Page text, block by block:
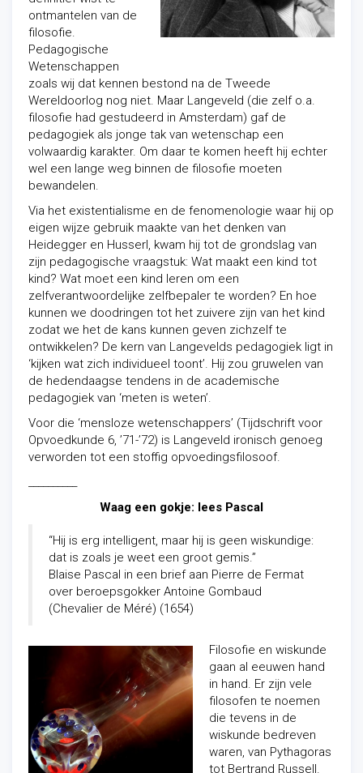
ontmantelen van de
filosofie.
Pedagogische
Wetenschappen
zoals wij dat kennen bestond na de Tweede
Wereldoorlog nog niet. Maar Langeveld (die zelf o.a.
filosofie had gestudeerd in Amsterdam) gaf de
pedagogiek als jonge tak van wetenschap een
volwaardig karakter. Om daar te komen heeft hij echter
wel een lange weg binnen de filosofie moeten
bewandelen.
Via het existentialisme en de fenomenologie waar hij op
eigen wijze gebruik maakte van het denken van
Heidegger en Husserl, kwam hij tot de grondslag van
zijn pedagogische vraagstuk: Wat maakt een kind tot
kind? Wat moet een kind leren om een
zelfverantwoordelijke zelfbepaler te worden? En hoe
kunnen we doodringen tot het zuivere zijn van het kind
zodat we het de kans kunnen geven zichzelf te
ontwikkelen? De kern van Langevelds pedagogiek ligt in
‘kijken wat zich individueel toont’. Hij zou gruwelen van
de hedendaagse tendens in de academische
pedagogiek van ‘meten is weten’.
Voor die ‘mensloze wetenschappers’ (Tijdschrift voor
Opvoedkunde 6, ’71-’72) is Langeveld ironisch genoeg
verworden tot een stoffig opvoedingsfilosoof.
Waag een gokje: lees Pascal
“Hij is erg intelligent, maar hij is geen wiskundige:
dat is zoals je weet een groot gemis.”
Blaise Pascal in een brief aan Pierre de Fermat
over beroepsgokker Antoine Gombaud
(Chevalier de Méré) (1654)
Filosofie en wiskunde
gaan al eeuwen hand
in hand. Er zijn vele
filosofen te noemen
die tevens in de
wiskunde bedreven
waren, van Pythagoras
tot Bertrand Russell.